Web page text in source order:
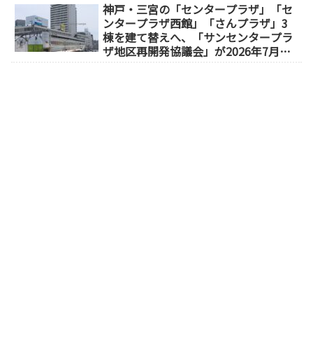
神戸・三宮の「センタープラザ」「セ
ンタープラザ西館」「さんプラザ」3
棟を建て替えへ、「サンセンタープラ
ザ地区再開発協議会」が2026年7月発